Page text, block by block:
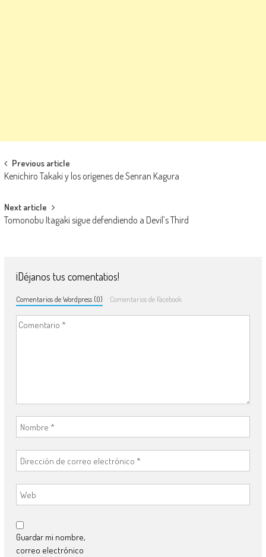
Navegación de entradas
Previous article
Kenichiro Takaki y los orígenes de Senran Kagura
Next article
Tomonobu Itagaki sigue defendiendo a Devil’s Third
¡Déjanos tus comentatios!
Comentarios de Wordpress (0) Comentarios de Facebook
Guardar mi nombre,
correo electrónico